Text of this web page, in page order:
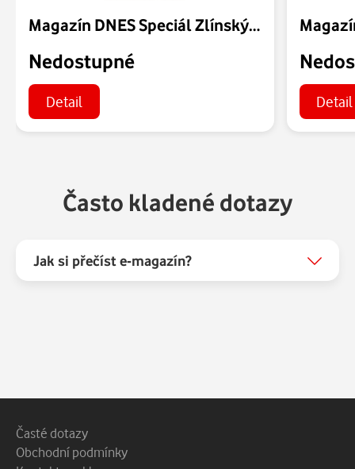
Magazín DNES Speciál Zlínský - 31.07.2026
Nedostupné
Detail Detail
Často kladené dotazy
Jak si přečíst e-magazín?
Patička webu
Vedlejší navigace
Časté dotazy
Obchodní podmínky